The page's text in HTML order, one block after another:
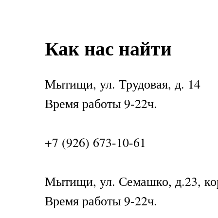
Как нас найти
Мытищи, ул. Трудовая, д. 14
Время работы 9-22ч.
+7 (926) 673-10-61
Мытищи, ул. Семашко, д.23,
Время работы 9-22ч.